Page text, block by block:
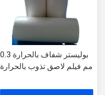
بوليستر شفاف بالحرارة 0.3
مم فيلم لاصق تذوب بالحرارة